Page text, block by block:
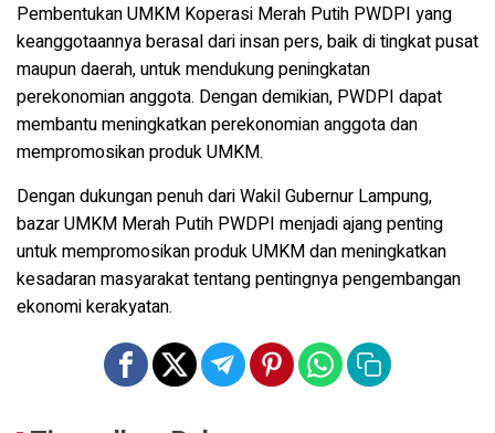
Pembentukan UMKM Koperasi Merah Putih PWDPI yang
keanggotaannya berasal dari insan pers, baik di tingkat pusat
maupun daerah, untuk mendukung peningkatan
perekonomian anggota. Dengan demikian, PWDPI dapat
membantu meningkatkan perekonomian anggota dan
mempromosikan produk UMKM.
Dengan dukungan penuh dari Wakil Gubernur Lampung,
bazar UMKM Merah Putih PWDPI menjadi ajang penting
untuk mempromosikan produk UMKM dan meningkatkan
kesadaran masyarakat tentang pentingnya pengembangan
ekonomi kerakyatan.